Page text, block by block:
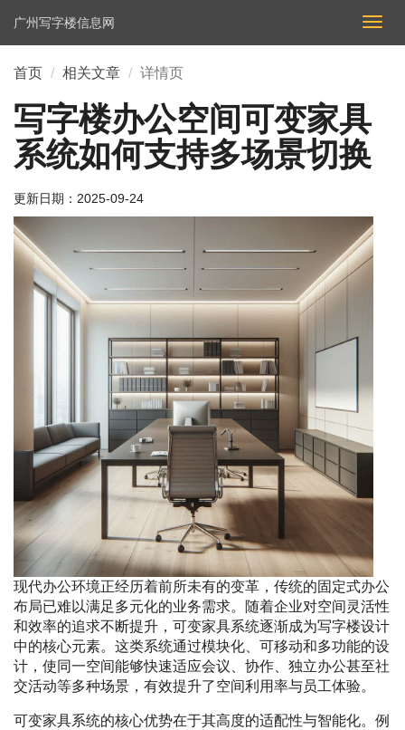
切
换
广州写字楼信息网
首页 相关文章 详情页
写字楼办公空间可变家具
系统如何支持多场景切换
更新日期： 2025-09-24
现代办公环境正经历着前所未有的变革，传统的固定式办公
布局已难以满足多元化的业务需求。随着企业对空间灵活性
和效率的追求不断提升，可变家具系统逐渐成为写字楼设计
中的核心元素。这类系统通过模块化、可移动和多功能的设
计，使同一空间能够快速适应会议、协作、独立办公甚至社
交活动等多种场景，有效提升了空间利用率与员工体验。
可变家具系统的核心优势在于其高度的适配性与智能化。例